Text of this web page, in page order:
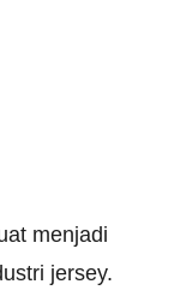
menjadi
jersey.